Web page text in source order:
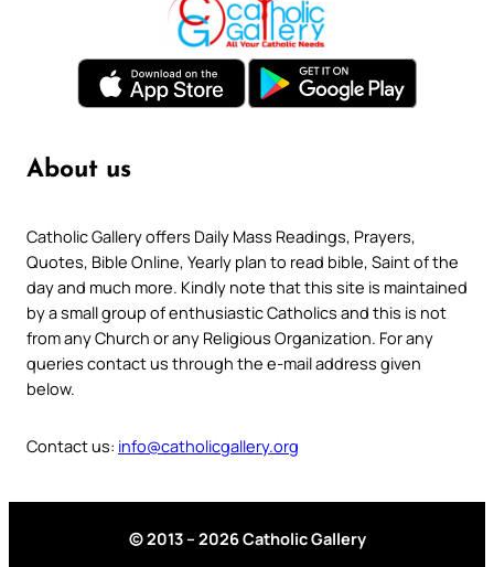
About us
Catholic Gallery offers Daily Mass Readings, Prayers,
Quotes, Bible Online, Yearly plan to read bible, Saint of the
day and much more. Kindly note that this site is maintained
by a small group of enthusiastic Catholics and this is not
from any Church or any Religious Organization. For any
queries contact us through the e-mail address given
below.
Contact us: info@catholicgallery.org
© 2013 – 2026 Catholic Gallery